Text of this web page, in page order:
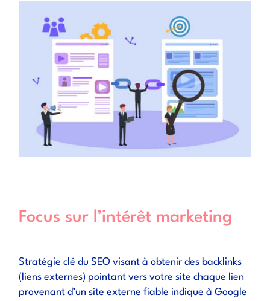
Focus sur l’intérêt marketing
Stratégie clé du SEO visant à obtenir des backlinks
(liens externes) pointant vers votre site chaque lien
provenant d’un site externe fiable indique à Google